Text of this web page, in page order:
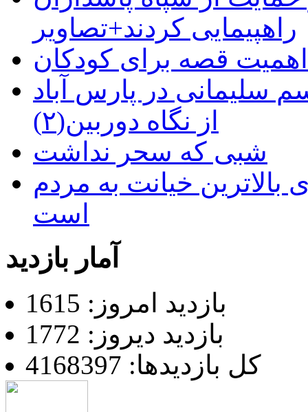
راهپیمایی کردند+تصاویر
سلیمانی در پارس آباد
از نگاه دوربین(۲)
شبی که سحر نداشت
خیانت به مردم
است
آمار بازدید
بازدید امروز: 1615
بازدید دیروز: 1772
کل بازدیدها: 4168397